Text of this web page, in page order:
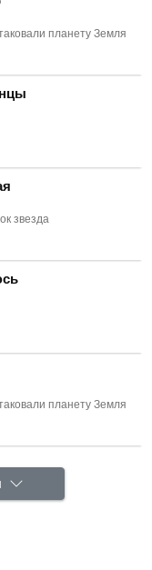
планету Земля
звезда
планету Земля